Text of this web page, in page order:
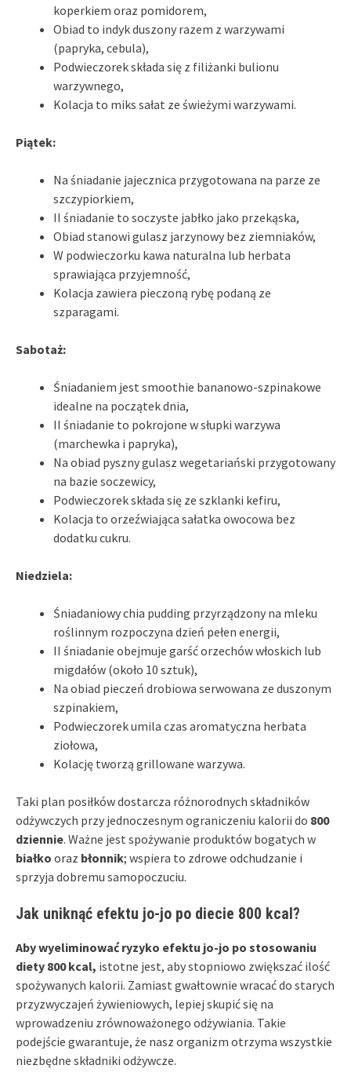
koperkiem oraz pomidorem,
Obiad to indyk duszony razem z warzywami
(papryka, cebula),
Podwieczorek składa się z filiżanki bulionu
warzywnego,
Kolacja to miks sałat ze świeżymi warzywami.
Piątek:
Na śniadanie jajecznica przygotowana na parze ze
szczypiorkiem,
II śniadanie to soczyste jabłko jako przekąska,
Obiad stanowi gulasz jarzynowy bez ziemniaków,
W podwieczorku kawa naturalna lub herbata
sprawiająca przyjemność,
Kolacja zawiera pieczoną rybę podaną ze
szparagami.
Sabotaż:
Śniadaniem jest smoothie bananowo-szpinakowe
idealne na początek dnia,
II śniadanie to pokrojone w słupki warzywa
(marchewka i papryka),
Na obiad pyszny gulasz wegetariański przygotowany
na bazie soczewicy,
Podwieczorek składa się ze szklanki kefiru,
Kolacja to orzeźwiająca sałatka owocowa bez
dodatku cukru.
Niedziela:
Śniadaniowy chia pudding przyrządzony na mleku
roślinnym rozpoczyna dzień pełen energii,
II śniadanie obejmuje garść orzechów włoskich lub
migdałów (około 10 sztuk),
Na obiad pieczeń drobiowa serwowana ze duszonym
szpinakiem,
Podwieczorek umila czas aromatyczna herbata
ziołowa,
Kolację tworzą grillowane warzywa.
Taki plan posiłków dostarcza różnorodnych składników
odżywczych przy jednoczesnym ograniczeniu kalorii do 800
dziennie. Ważne jest spożywanie produktów bogatych w
białko oraz błonnik; wspiera to zdrowe odchudzanie i
sprzyja dobremu samopoczuciu.
Jak uniknąć efektu jo-jo po diecie 800 kcal?
Aby wyeliminować ryzyko efektu jo-jo po stosowaniu
diety 800 kcal, istotne jest, aby stopniowo zwiększać ilość
spożywanych kalorii. Zamiast gwałtownie wracać do starych
przyzwyczajeń żywieniowych, lepiej skupić się na
wprowadzeniu zrównoważonego odżywiania. Takie
podejście gwarantuje, że nasz organizm otrzyma wszystkie
niezbędne składniki odżywcze.